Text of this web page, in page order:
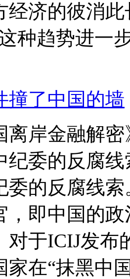
经济的彼消
种趋势进一
撞了中国的墙
离岸金融解
纪委的反腐
委的反腐线
，即中国的
对于ICIJ发布
家在“抹黑中